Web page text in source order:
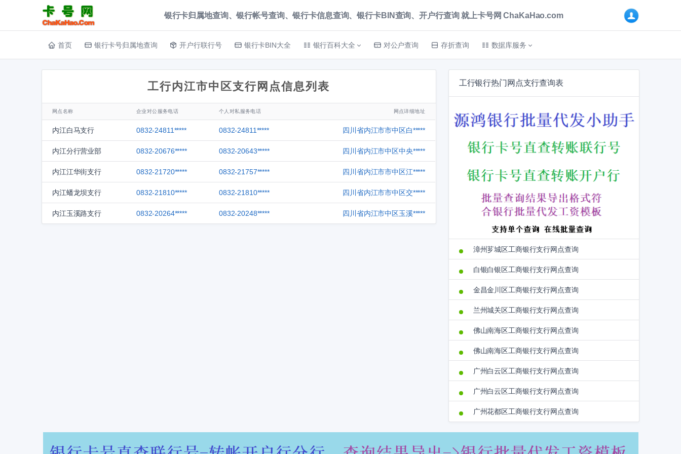
银行卡归属地查询、银行帐号查询、银行卡信息查询、银行卡BIN查询、开户行查询 就上卡号网 ChaKaHao.com
首页 银行卡号归属地查询 开户行联行号 银行卡BIN大全 银行百科大全 对公户查询 存折查询 数据库服务
工行内江市中区支行网点信息列表
网点名称 企业对公服务电话 个人对私服务电话 网点详细地址
内江白马支行 0832-24811***** 0832-24811***** 四川省内江市市中区白*****
内江分行营业部 0832-20676***** 0832-20643***** 四川省内江市中区中央*****
内江江华街支行 0832-21720***** 0832-21757***** 四川省内江市市中区江*****
内江蟠龙坝支行 0832-21810***** 0832-21810***** 四川省内江市市中区交*****
内江玉溪路支行 0832-20264***** 0832-20248***** 四川省内江市中区玉溪*****
工行银行热门网点支行查询表
漳州芗城区工商银行支行网点查询
白银白银区工商银行支行网点查询
金昌金川区工商银行支行网点查询
兰州城关区工商银行支行网点查询
佛山南海区工商银行支行网点查询
佛山南海区工商银行支行网点查询
广州白云区工商银行支行网点查询
广州白云区工商银行支行网点查询
广州花都区工商银行支行网点查询